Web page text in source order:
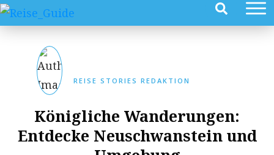
REISE STORIES REDAKTION
Königliche Wanderungen:
Entdecke Neuschwanstein und